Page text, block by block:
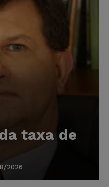
taxa de
2026